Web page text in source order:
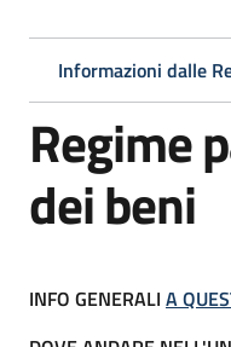
Argomenti
Servizi
Centri
famiglie
Informazioni dalle
Regime
dei beni
INFO GENERALI A